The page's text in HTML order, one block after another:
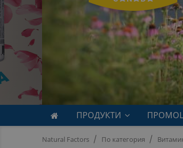
ПРОДУКТИ
Natural Factors По категория